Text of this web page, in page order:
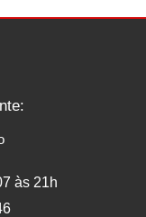
às 21h